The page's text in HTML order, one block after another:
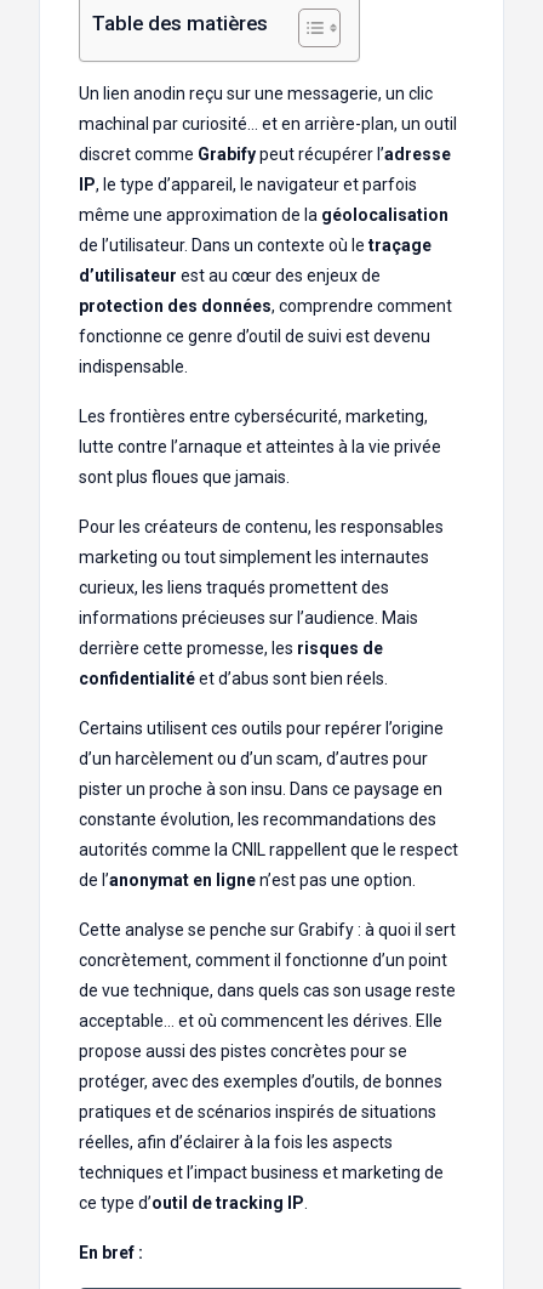
Table des matières
Un lien anodin reçu sur une messagerie, un clic
machinal par curiosité… et en arrière-plan, un outil
discret comme Grabifypeut récupérer l’adresse
IP, le type d’appareil, le navigateur et parfois
même une approximation de la géolocalisation
de l’utilisateur. Dans un contexte où le traçage
d’utilisateur est au cœur des enjeux de
protection des données, comprendre comment
fonctionne ce genre d’outil de suivi est devenu
indispensable.
Les frontières entre cybersécurité, marketing,
lutte contre l’arnaque et atteintes à la vie privée
sont plus floues que jamais.
Pour les créateurs de contenu, les responsables
marketing ou tout simplement les internautes
curieux, les liens traqués promettent des
informations précieuses sur l’audience. Mais
derrière cette promesse, les risques de
confidentialitéet d’abus sont bien réels.
Certains utilisent ces outils pour repérer l’origine
d’un harcèlement ou d’un scam, d’autres pour
pister un proche à son insu. Dans ce paysage en
constante évolution, les recommandations des
autorités comme la CNIL rappellent que le respect
de l’anonymat en lignen’est pas une option.
Cette analyse se penche sur Grabify : à quoi il sert
concrètement, comment il fonctionne d’un point
de vue technique, dans quels cas son usage reste
acceptable… et où commencent les dérives. Elle
propose aussi des pistes concrètes pour se
protéger, avec des exemples d’outils, de bonnes
pratiques et de scénarios inspirés de situations
réelles, afin d’éclairer à la fois les aspects
techniques et l’impact business et marketing de
ce type d’outil de tracking IP
En bref :